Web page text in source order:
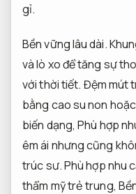
gỉ.
Bền vững lâu dài.
và lò xo để tăng sự
với thời tiết. Đệm mút
bằng cao su non
biến dạng,Phù hợp
êm ái nhưng cũng
trúc sư.Phù hợp nhu
thẩm mỹ trẻ trung,